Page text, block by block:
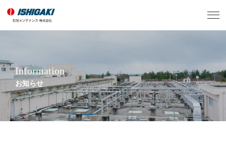
Information
お知らせ